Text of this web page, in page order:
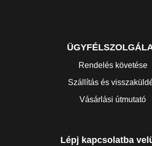
Rendelés követése
Szállítás és
Vásárlási útmutató
Lépj kapcsolatba